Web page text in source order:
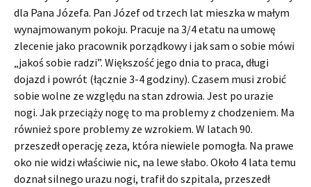
dla Pana Józefa. Pan Józef od trzech lat mieszka w małym
wynajmowanym pokoju. Pracuje na 3/4 etatu na umowę
zlecenie jako pracownik porządkowy i jak sam o sobie mówi
„jakoś sobie radzi”. Większość jego dnia to praca, długi
dojazd i powrót (łącznie 3-4 godziny). Czasem musi zrobić
sobie wolne ze względu na stan zdrowia. Jest po urazie
nogi. Jak przeciąży nogę to ma problemy z chodzeniem. Ma
również spore problemy ze wzrokiem. W latach 90.
przeszedł operację zeza, która niewiele pomogła. Na prawe
oko nie widzi właściwie nic, na lewe słabo. Około 4 lata temu
doznał silnego urazu nogi, trafił do szpitala, przeszedł